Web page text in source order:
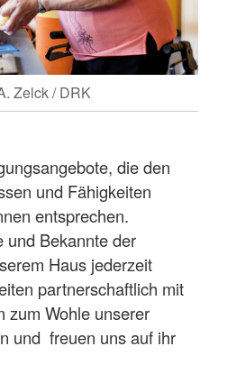
Zelck / DRK
die den
und Fähigkeiten
entsprechen.
und Bekannte der
Haus jederzeit
partnerschaftlich mit
zum Wohle unserer
und freuen uns auf ihr